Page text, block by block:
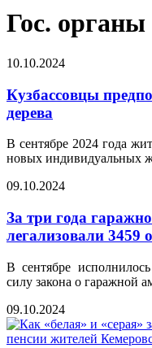
Гос. органы
10.10.2024
Кузбассовцы
дерева
В сентябре 2024 года
новых индивидуальных
09.10.2024
За три года
легализовали 3459
В сентябре
силу закона о гаражной
09.10.2024